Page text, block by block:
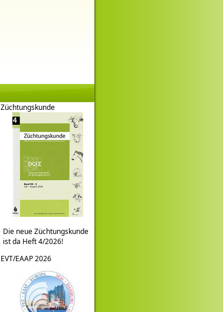
Züchtungskunde
Die neue Züchtungskunde
ist da Heft 4/2026!
EVT/EAAP 2026